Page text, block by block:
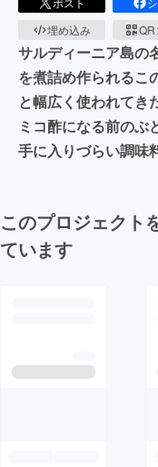
埋め込み
QR
サルディーニア島の
を煮詰め作られるこ
と幅広く使われてき
ミコ酢になる前のぶ
手に入りづらい調味
このプロジェクト
ています